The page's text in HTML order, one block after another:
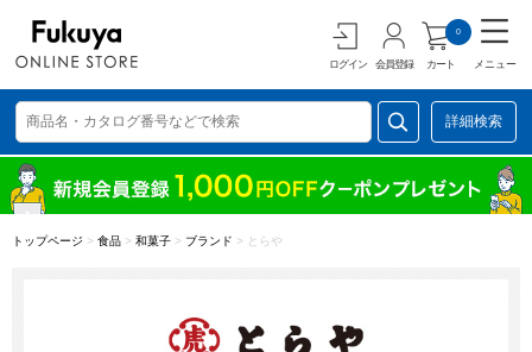
ログイン 会員登録 カート
0
メニュー
詳細検索
トップページ > 食品 > 和菓子 > ブランド > とらや